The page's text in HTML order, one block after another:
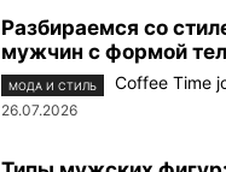
Разбираемся со
мужчин с формой
МОДА И СТИЛЬ Coffee Time
26.07.2026